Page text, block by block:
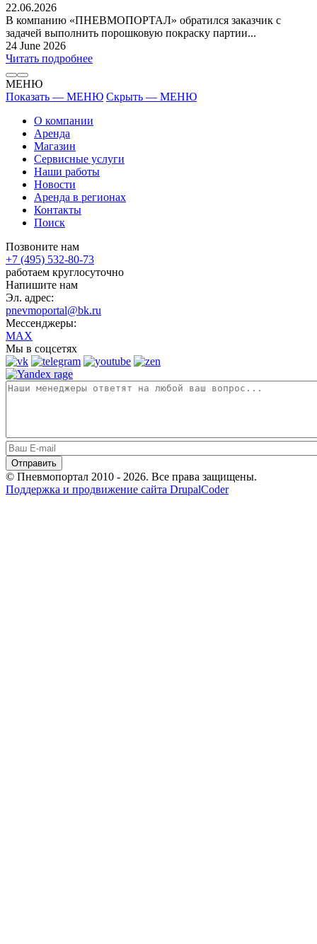
22.06.2026
В компанию «ПНЕВМОПОРТАЛ» обратился заказчик с
задачей выполнить порошковую покраску партии...
24 June 2026
Читать подробнее
МЕНЮ
Показать — МЕНЮ Скрыть — МЕНЮ
О компании
Аренда
Магазин
Сервисные услуги
Наши работы
Новости
Аренда в регионах
Контакты
Поиск
Позвоните нам
+7 (495) 532-80-73
работаем круглосуточно
Напишите нам
Эл. адрес:
pnevmoportal@bk.ru
Мессенджеры:
MAX
Мы в соцсетях
© Пневмопортал 2010 - 2026. Все права защищены.
Поддержка и продвижение сайта DrupalCoder